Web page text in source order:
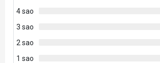
4 sao
3 sao
2 sao
1 sao